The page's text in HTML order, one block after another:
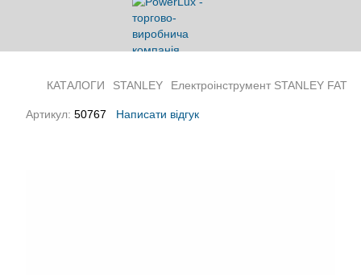
КАТАЛОГИ STANLEY Електроінструмент STANLEY
Артикул: 50767 Написати відгук